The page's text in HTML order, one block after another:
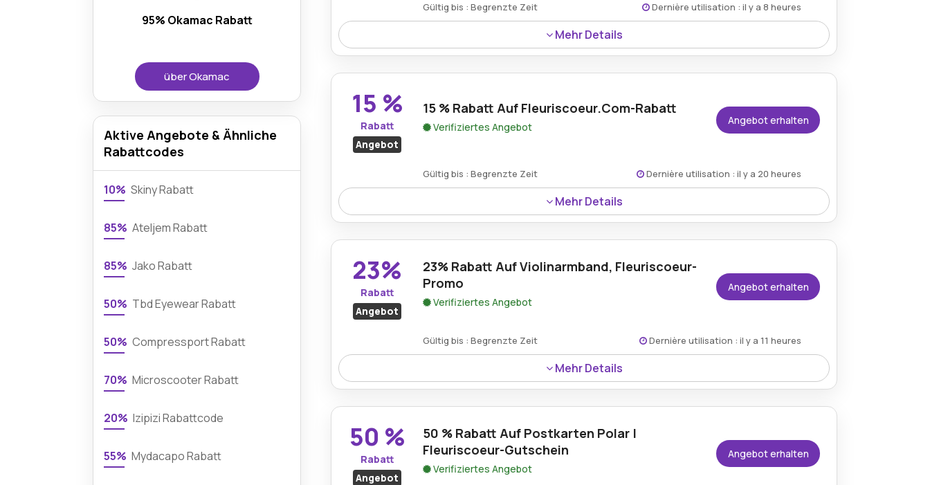
Gültig bis : Begrenzte Zeit Dernière utilisation : il y a 8 heures
Mehr Details
Ein Fleuriscoeur Rabatt ermöglicht Käufern 45% Rabatt auf den Oil Burner Frog und verleiht dem
Zuhause Charme zu einem reduzierten Preis.
15 %
Rabatt
Angebot
15 % Rabatt Auf Fleuriscoeur.Com-Rabatt
Verifiziertes Angebot
Angebot erhalten
Gültig bis : Begrenzte Zeit Dernière utilisation : il y a 20 heures
Mehr Details
Erhalten Sie einen exklusiven Rabatt von 15 % mit dem Fleuriscoeur.com-Angebot, das es
einfacher macht, wunderschön gefertigte Accessoires und einzigartige Kunstgegenstände zu
und gleichzeitig kreative und elegante Designs genießen können.
23%
Rabatt
Angebot
23% Rabatt Auf Violinarmband, Fleuriscoeur-
Promo
Verifiziertes Angebot
Angebot erhalten
Gültig bis : Begrenzte Zeit Dernière utilisation : il y a 11 heures
Mehr Details
Sparen Sie 23% beim Violinarmband mit der Fleuriscoeur-Aktion, einem wunderschön gestalteten
Stück, das Eleganz und Kunstfertigkeit unter Beweis stellt. Dieses Accessoire ist perfekt für
50 %
Rabatt
Angebot
50 % Rabatt Auf Postkarten Polar |
Fleuriscoeur-Gutschein
Verifiziertes Angebot
Angebot erhalten
95% Okamac Rabatt
über Okamac
Aktive Angebote & Ähnliche
Rabattcodes
10% Skiny Rabatt
85% Ateljem Rabatt
85% Jako Rabatt
50% Tbd Eyewear Rabatt
50% Compressport Rabatt
70% Microscooter Rabatt
20% Izipizi Rabattcode
55% Mydacapo Rabatt